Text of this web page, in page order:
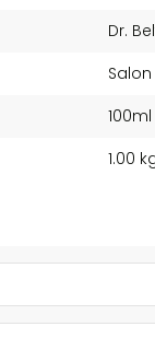
Dr.
100ml
1.00